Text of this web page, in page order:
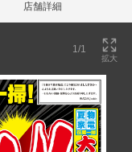
店舗詳細
1/1
拡大